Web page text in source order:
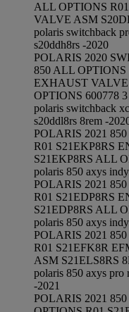
ALL OPTIONS
VALVE ASM
polaris switchback
s20ddh8rs -2020
POLARIS 2020
850 ALL
EXHAUST
OPTIONS 600778 3
polaris switchback
s20ddl8rs 8rem -
POLARIS 2021
R01 S21EKP8RS
S21EKP8RS ALL
polaris 850 axys
POLARIS 2021
R01 S21EDP8RS
S21EDP8RS ALL
polaris 850 axys
POLARIS 2021
R01 S21EFK8R
ASM S21ELS8RS
polaris 850 axys
-2021
POLARIS 2021